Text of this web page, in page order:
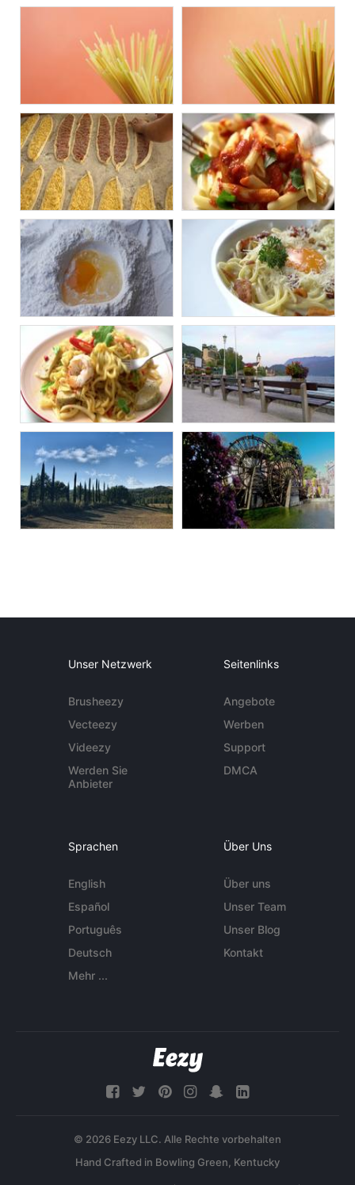
Unser Netzwerk
Brusheezy
Vecteezy
Videezy
Werden Sie
Anbieter
Seitenlinks
Angebote
Werben
Support
DMCA
Sprachen
English
Español
Português
Deutsch
Mehr ...
Über Uns
Über uns
Unser Team
Unser Blog
Kontakt
© 2026 Eezy LLC. Alle Rechte vorbehalten